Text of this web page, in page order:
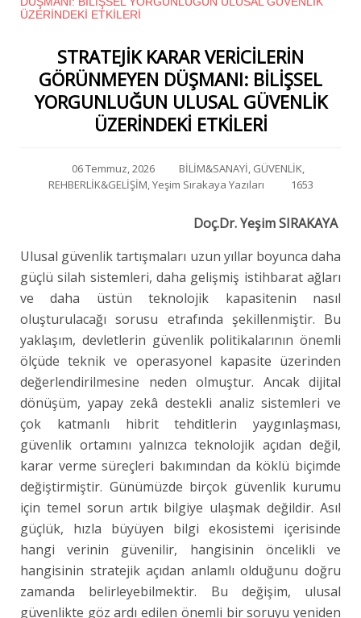
STRATEJİK KARAR VERİCİLERİN
GÖRÜNMEYEN DÜŞMANI: BİLİŞSEL
YORGUNLUĞUN ULUSAL GÜVENLİK
ÜZERİNDEKİ ETKİLERİ
06 Temmuz, 2026 BİLİM&SANAYİ GÜVENLİK
REHBERLİK&GELİŞİM Yeşim Sırakaya Yazıları 1653
Doç.Dr. Yeşim SIRAKAYA
Ulusal güvenlik tartışmaları uzun yıllar boyunca daha
güçlü silah sistemleri, daha gelişmiş istihbarat ağları
ve daha üstün teknolojik kapasitenin nasıl
oluşturulacağı sorusu etrafında şekillenmiştir. Bu
yaklaşım, devletlerin güvenlik politikalarının önemli
ölçüde teknik ve operasyonel kapasite üzerinden
değerlendirilmesine neden olmuştur. Ancak dijital
dönüşüm, yapay zekâ destekli analiz sistemleri ve
çok katmanlı hibrit tehditlerin yaygınlaşması,
güvenlik ortamını yalnızca teknolojik açıdan değil,
karar verme süreçleri bakımından da köklü biçimde
değiştirmiştir. Günümüzde birçok güvenlik kurumu
için temel sorun artık bilgiye ulaşmak değildir. Asıl
güçlük, hızla büyüyen bilgi ekosistemi içerisinde
hangi verinin güvenilir, hangisinin öncelikli ve
hangisinin stratejik açıdan anlamlı olduğunu doğru
zamanda belirleyebilmektir. Bu değişim, ulusal
güvenlikte göz ardı edilen önemli bir soruyu yeniden